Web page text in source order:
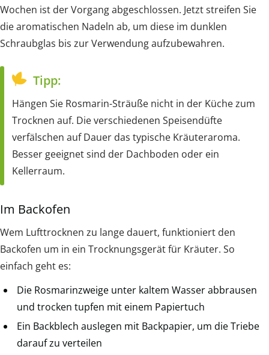
Wochen ist der Vorgang abgeschlossen. Jetzt streifen Sie
die aromatischen Nadeln ab, um diese im dunklen
Schraubglas bis zur Verwendung aufzubewahren.
Tipp:
Hängen Sie Rosmarin-Sträuße nicht in der Küche zum
Trocknen auf. Die verschiedenen Speisendüfte
verfälschen auf Dauer das typische Kräuteraroma.
Besser geeignet sind der Dachboden oder ein
Kellerraum.
Im Backofen
Wem Lufttrocknen zu lange dauert, funktioniert den
Backofen um in ein Trocknungsgerät für Kräuter. So
einfach geht es:
Die Rosmarinzweige unter kaltem Wasser abbrausen
und trocken tupfen mit einem Papiertuch
Ein Backblech auslegen mit Backpapier, um die Triebe
darauf zu verteilen